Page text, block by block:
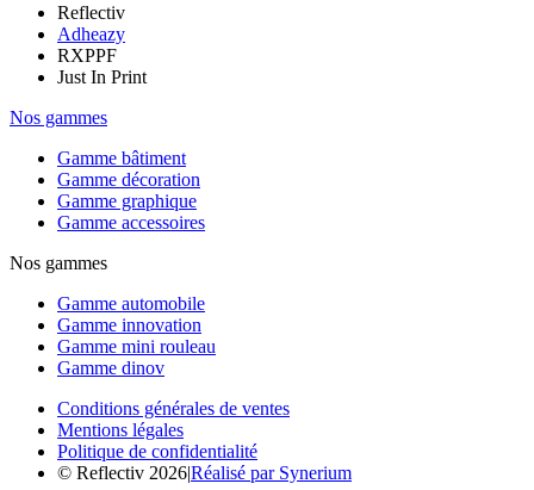
Reflectiv
Adheazy
RXPPF
Just In Print
Nos gammes
Gamme bâtiment
Gamme décoration
Gamme graphique
Gamme accessoires
Nos gammes
Gamme automobile
Gamme innovation
Gamme mini rouleau
Gamme dinov
Conditions générales de ventes
Mentions légales
Politique de confidentialité
© Reflectiv 2026|Réalisé par Synerium